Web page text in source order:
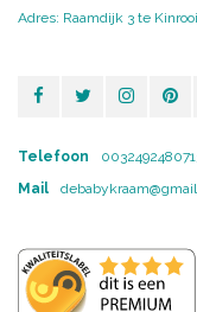
Adres: Raamdijk 3 te Kinrooi
Telefoon
Mail